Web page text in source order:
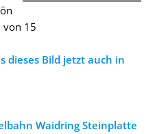
von 15
dieses Bild jetzt auch in
Waidring Steinplatte